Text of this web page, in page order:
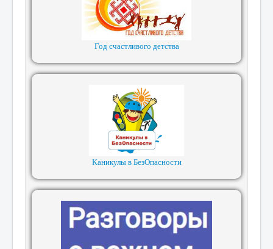
Год счастливого детства
Каникулы в БезОпасности